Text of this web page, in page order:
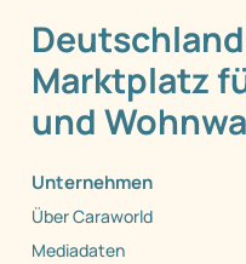
Marktplatz
und
Unternehmen
Über Caraworld
Mediadaten